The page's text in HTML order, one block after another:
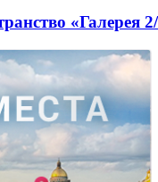
«Галерея